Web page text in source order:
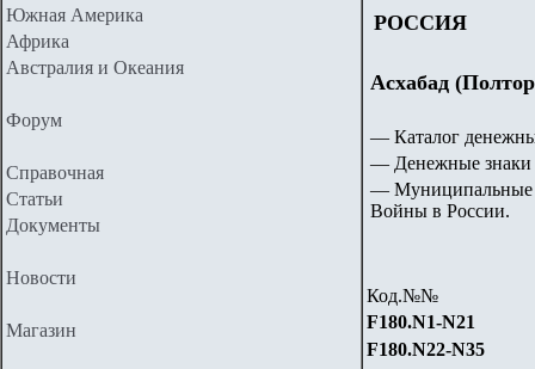
Южная Америка
Африка
Австралия и Океания
Форум
Справочная
Статьи
Документы
Новости
Магазин
РОССИЯ
Асхабад
— Каталог
— Денежные знаки
— Муниципальные
Войны в России.
Код.№№
F180.N1-N21
F180.N22-N35